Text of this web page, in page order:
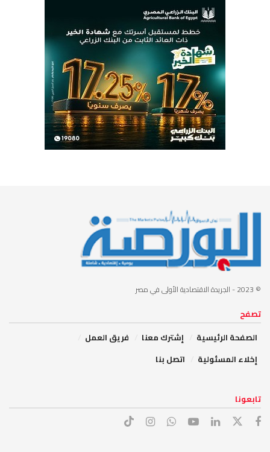
© 2023 - الجريدة الاقتصادية الأولى في مصر
تصفح
الصفحة الرئيسية
إشترك معنا
فريق العمل
إخلاء المسئولية
اتصل بنا
تابعونا